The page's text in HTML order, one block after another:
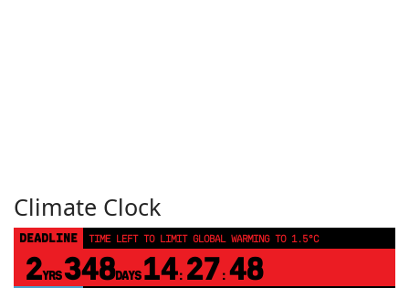
Climate Clock
DEADLINE TIME LEFT TO LIMIT GLOBAL WARMING TO 1.5°C
2YRS348DAYS 14: 27: 48